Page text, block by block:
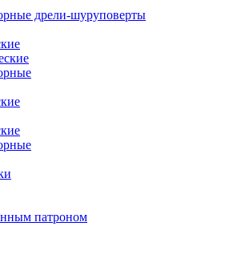
дрели-шуруповерты
патроном